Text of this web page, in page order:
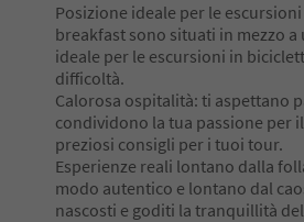
Posizione ideale per le
breakfast sono situati in mezzo a
ideale per le escursioni in
difficoltà.
Calorosa ospitalità: ti aspettano
condividono la tua passione per
preziosi consigli per i tuoi tour.
Esperienze reali lontano dalla
modo autentico e lontano dal
nascosti e goditi la tranquillità